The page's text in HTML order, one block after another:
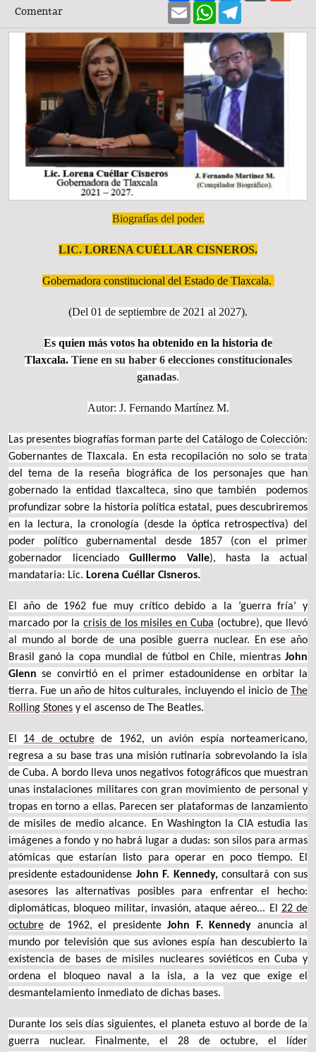
Comentar
EmailWhatsApp
Biografías del poder.
LIC. LORENA CUÉLLAR CISNEROS.
Gobernadora constitucional del Estado de Tlaxcala.
(Del 01 de septiembre de 2021 al 2027).
Es quien más votos ha obtenido en la historia de
Tlaxcala. Tiene en su haber 6 elecciones constitucionales
ganadas.
Autor: J. Fernando Martínez M.
Las presentes biografías forman parte del Catálogo de Colección:
Gobernantes de Tlaxcala. En esta recopilación no solo se trata
del tema de la reseña biográfica de los personajes que han
gobernado la entidad tlaxcalteca, sino que también podemos
profundizar sobre la historia política estatal, pues descubriremos
en la lectura, la cronología (desde la óptica retrospectiva) del
poder político gubernamental desde 1857 (con el primer
gobernador licenciado Guillermo Valle), hasta la actual
mandataria: Lic. Lorena Cuéllar Cisneros.
El año de 1962 fue muy crítico debido a la ‘guerra fría’ y
marcado por lacrisis de los misiles en Cuba (octubre), que llevó
al mundo al borde de una posible guerra nuclear. En ese año
Brasil ganó la copa mundial de fútbol en Chile, mientras John
Glenn se convirtió en el primer estadounidense en orbitar la
tierra. Fue un año de hitos culturales, incluyendo el inicio de The
Rolling Stones y el ascenso de The Beatles.
El 14 de octubre de 1962, un avión espía norteamericano,
regresa a su base tras una misión rutinaria sobrevolando la isla
de Cuba. A bordo lleva unos negativos fotográficos que muestran
unas instalaciones militares con gran movimiento de personal y
tropas en torno a ellas. Parecen ser plataformas de lanzamiento
de misiles de medio alcance. En Washington la CIA estudia las
imágenes a fondo y no habrá lugar a dudas: son silos para armas
atómicas que estarían listo para operar en poco tiempo. El
presidente estadounidense John F. Kennedy,consultará con sus
asesores las alternativas posibles para enfrentar el hecho:
diplomáticas, bloqueo militar, invasión, ataque aéreo... El 22 de
octubre de 1962, el presidenteJohn F. Kennedy anuncia al
mundo por televisión que sus aviones espía han descubierto la
existencia de bases de misiles nucleares soviéticos en Cuba y
ordena el bloqueo naval a la isla, a la vez que exige el
desmantelamiento inmediato de dichas bases.
Durante los seis días siguientes, el planeta estuvo al borde de la
guerra nuclear. Finalmente, el 28 de octubre, el líder